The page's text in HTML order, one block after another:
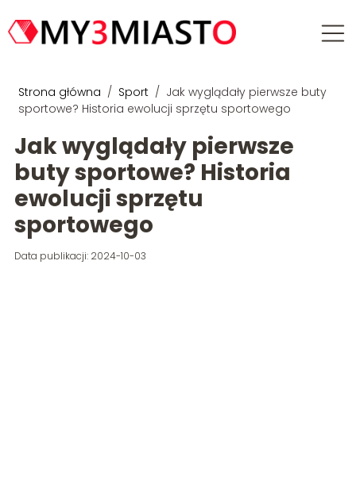
Strona główna / Sport / Jak wyglądały pierwsze buty
sportowe? Historia ewolucji sprzętu sportowego
Jak wyglądały pierwsze
buty sportowe? Historia
ewolucji sprzętu
sportowego
Data publikacji: 2024-10-03